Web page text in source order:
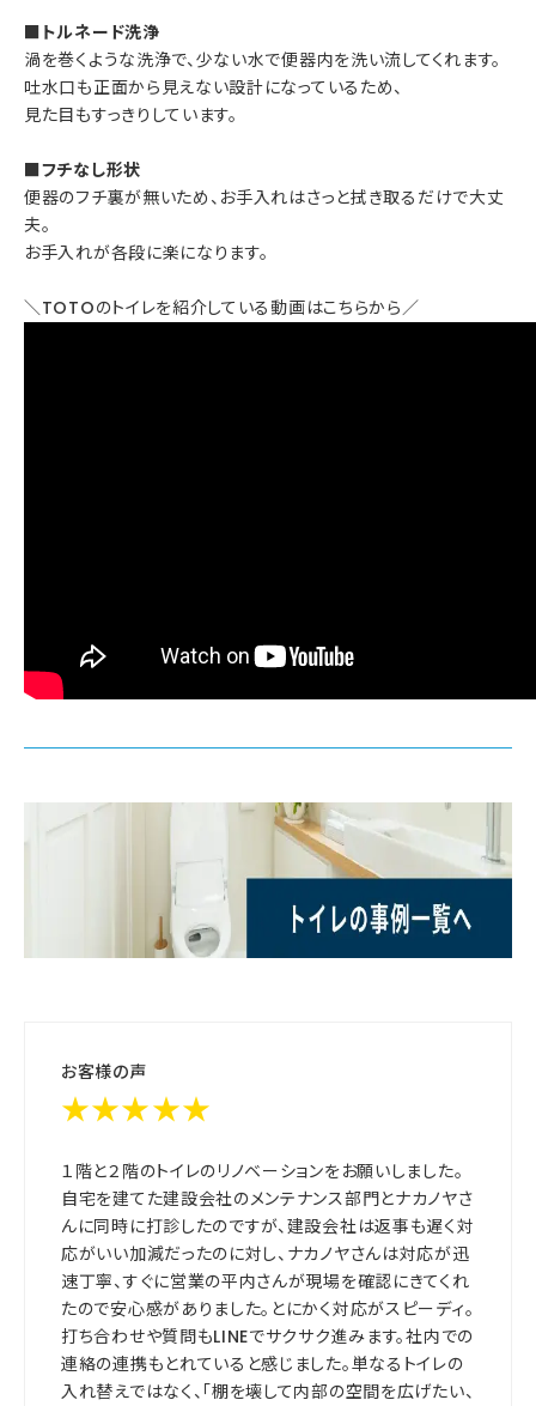
■トルネード洗浄
渦を巻くような洗浄で、少ない水で便器内を洗い流してくれます。
吐水口も正面から見えない設計になっているため、
見た目もすっきりしています。
■フチなし形状
便器のフチ裏が無いため、お手入れはさっと拭き取るだけで大丈
夫。
お手入れが各段に楽になります。
＼TOTOのトイレを紹介している動画はこちらから／
お客様の声
★★★★★
１階と２階のトイレのリノベーションをお願いしました。
自宅を建てた建設会社のメンテナンス部門とナカノヤさ
んに同時に打診したのですが、建設会社は返事も遅く対
応がいい加減だったのに対し、ナカノヤさんは対応が迅
速丁寧、すぐに営業の平内さんが現場を確認にきてくれ
たので安心感がありました。とにかく対応がスピーディ。
打ち合わせや質問もLINEでサクサク進みます。社内での
連絡の連携もとれていると感じました。単なるトイレの
入れ替えではなく、「棚を壊して内部の空間を広げたい、